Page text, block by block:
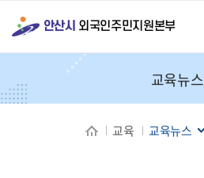
안산시 외국인주민지원본부
주메뉴
교육뉴스
교육 교육뉴스